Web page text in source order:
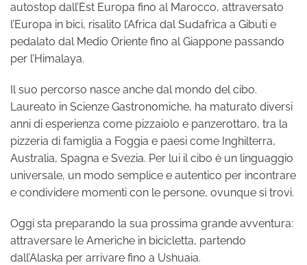
autostop dall’Est Europa fino al Marocco, attraversato
l’Europa in bici, risalito l’Africa dal Sudafrica a Gibuti e
pedalato dal Medio Oriente fino al Giappone passando
per l’Himalaya.
Il suo percorso nasce anche dal mondo del cibo.
Laureato in Scienze Gastronomiche, ha maturato diversi
anni di esperienza come pizzaiolo e panzerottaro, tra la
pizzeria di famiglia a Foggia e paesi come Inghilterra,
Australia, Spagna e Svezia. Per lui il cibo è un linguaggio
universale, un modo semplice e autentico per incontrare
e condividere momenti con le persone, ovunque si trovi.
Oggi sta preparando la sua prossima grande avventura:
attraversare le Americhe in bicicletta, partendo
dall’Alaska per arrivare fino a Ushuaia.